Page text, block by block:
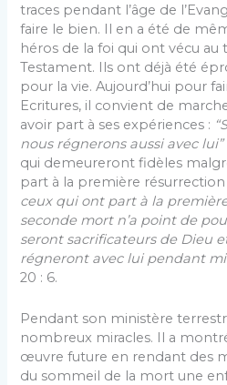
traces pendant l’âge de
faire le bien. Il en a été de
héros de la foi qui ont vécu au
Testament. Ils ont déjà été
pour la vie. Aujourd’hui pour
Ecritures, il convient de
avoir part à ses expériences :
nous régnerons aussi avec lui”
qui demeureront fidèles
part à la première résurrection
ceux qui ont part à la
seconde mort n’a point de
seront sacrificateurs de Dieu
régneront avec lui pendant
20 : 6.
Pendant son ministère
nombreux miracles. Il a
œuvre future en rendant des
du sommeil de la mort une